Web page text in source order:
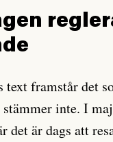
text framstår det
inte. I
det är dags att